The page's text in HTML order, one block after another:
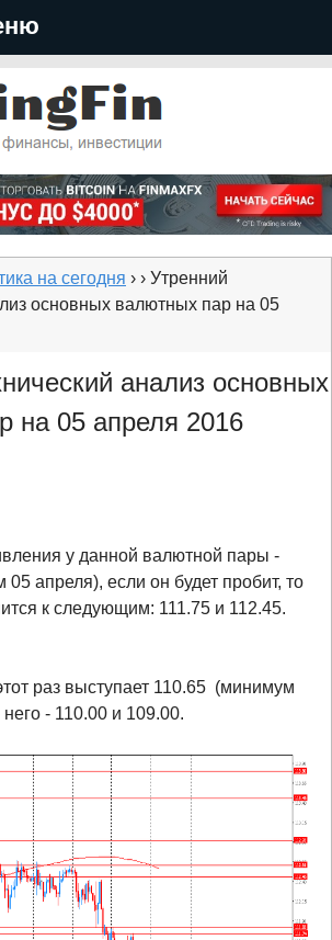
на сегодня › › Утренний
основных валютных пар на 05
анализ основных
на 05 апреля 2016
у данной валютной пары -
05 апреля), если он будет пробит, то
к следующим: 111.75 и 112.45.
раз выступает 110.65 (минимум
него - 110.00 и 109.00.